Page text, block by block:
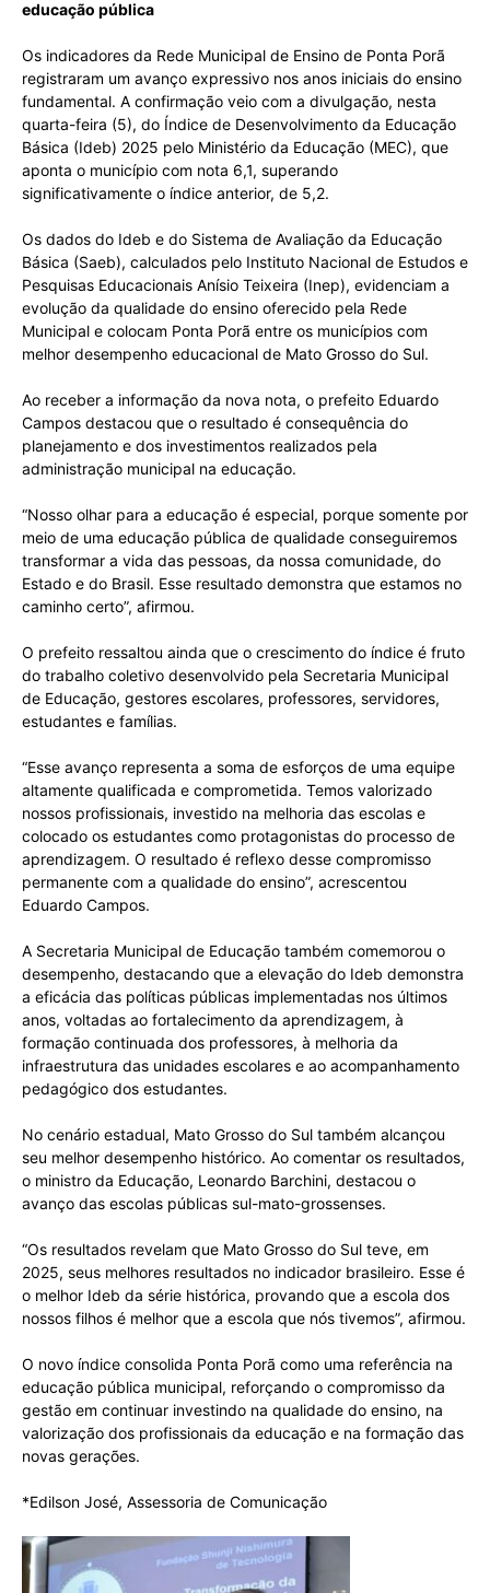
educação pública
Os indicadores da Rede Municipal de Ensino de Ponta Porã
registraram um avanço expressivo nos anos iniciais do ensino
fundamental. A confirmação veio com a divulgação, nesta
quarta-feira (5), do Índice de Desenvolvimento da Educação
Básica (Ideb) 2025 pelo Ministério da Educação (MEC), que
aponta o município com nota 6,1, superando
significativamente o índice anterior, de 5,2.
Os dados do Ideb e do Sistema de Avaliação da Educação
Básica (Saeb), calculados pelo Instituto Nacional de Estudos e
Pesquisas Educacionais Anísio Teixeira (Inep), evidenciam a
evolução da qualidade do ensino oferecido pela Rede
Municipal e colocam Ponta Porã entre os municípios com
melhor desempenho educacional de Mato Grosso do Sul.
Ao receber a informação da nova nota, o prefeito Eduardo
Campos destacou que o resultado é consequência do
planejamento e dos investimentos realizados pela
administração municipal na educação.
“Nosso olhar para a educação é especial, porque somente por
meio de uma educação pública de qualidade conseguiremos
transformar a vida das pessoas, da nossa comunidade, do
Estado e do Brasil. Esse resultado demonstra que estamos no
caminho certo”, afirmou.
O prefeito ressaltou ainda que o crescimento do índice é fruto
do trabalho coletivo desenvolvido pela Secretaria Municipal
de Educação, gestores escolares, professores, servidores,
estudantes e famílias.
“Esse avanço representa a soma de esforços de uma equipe
altamente qualificada e comprometida. Temos valorizado
nossos profissionais, investido na melhoria das escolas e
colocado os estudantes como protagonistas do processo de
aprendizagem. O resultado é reflexo desse compromisso
permanente com a qualidade do ensino”, acrescentou
Eduardo Campos.
A Secretaria Municipal de Educação também comemorou o
desempenho, destacando que a elevação do Ideb demonstra
a eficácia das políticas públicas implementadas nos últimos
anos, voltadas ao fortalecimento da aprendizagem, à
formação continuada dos professores, à melhoria da
infraestrutura das unidades escolares e ao acompanhamento
pedagógico dos estudantes.
No cenário estadual, Mato Grosso do Sul também alcançou
seu melhor desempenho histórico. Ao comentar os resultados,
o ministro da Educação, Leonardo Barchini, destacou o
avanço das escolas públicas sul-mato-grossenses.
“Os resultados revelam que Mato Grosso do Sul teve, em
2025, seus melhores resultados no indicador brasileiro. Esse é
o melhor Ideb da série histórica, provando que a escola dos
nossos filhos é melhor que a escola que nós tivemos”, afirmou.
O novo índice consolida Ponta Porã como uma referência na
educação pública municipal, reforçando o compromisso da
gestão em continuar investindo na qualidade do ensino, na
valorização dos profissionais da educação e na formação das
novas gerações.
*Edilson José, Assessoria de Comunicação